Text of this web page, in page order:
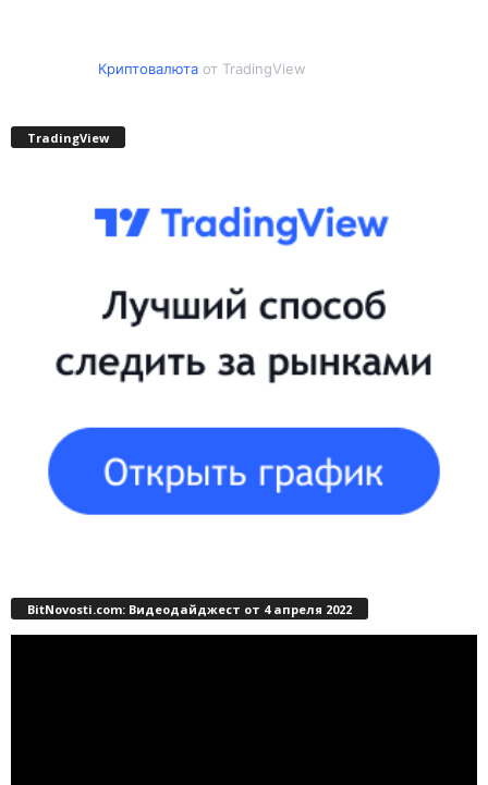
Криптовалютаот TradingView
TradingView
BitNovosti.com: Видеодайджест от 4 апреля 2022